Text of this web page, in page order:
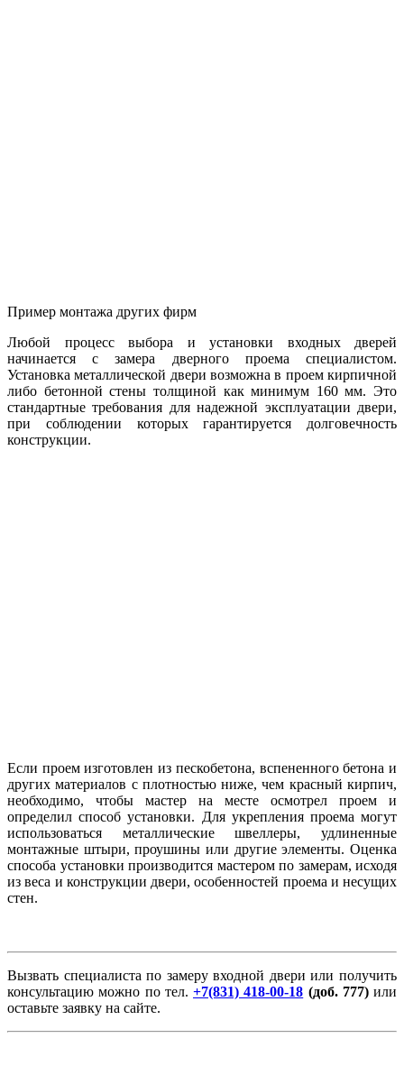
Пример монтажа других фирм
Любой процесс выбора и установки входных дверей
начинается с замера дверного проема специалистом.
Установка металлической двери возможна в проем кирпичной
либо бетонной стены толщиной как минимум 160 мм. Это
стандартные требования для надежной эксплуатации двери,
при соблюдении которых гарантируется долговечность
конструкции.
Если проем изготовлен из пескобетона, вспененного бетона и
других материалов с плотностью ниже, чем красный кирпич,
необходимо, чтобы мастер на месте осмотрел проем и
определил способ установки. Для укрепления проема могут
использоваться металлические швеллеры, удлиненные
монтажные штыри, проушины или другие элементы. Оценка
способа установки производится мастером по замерам, исходя
из веса и конструкции двери, особенностей проема и несущих
стен.
Вызвать специалиста по замеру входной двери или получить
консультацию можно по тел. +7(831) 418-00-18 (доб. 777)или
оставьте заявку на сайте.